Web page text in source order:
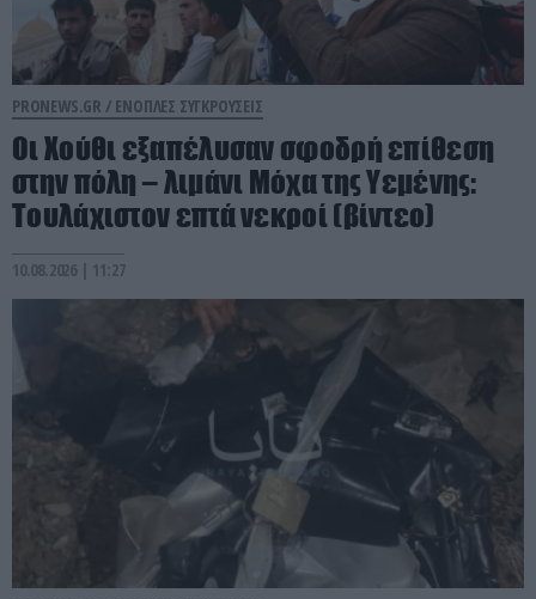
PRONEWS.GR / ΕΝΟΠΛΕΣ ΣΥΓΚΡΟΥΣΕΙΣ
Οι Χούθι εξαπέλυσαν σφοδρή επίθεση
στην πόλη – λιμάνι Μόχα της Υεμένης:
Toυλάχιστον επτά νεκροί (βίντεο)
10.08.2026 | 11:27